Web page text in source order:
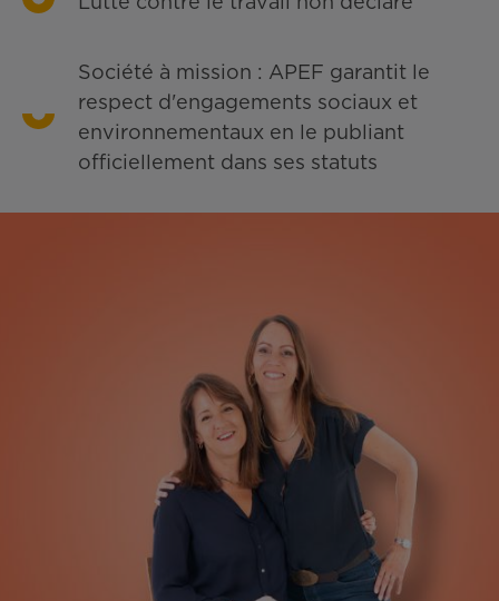
Société à mission : APEF garantit le
respect d'engagements sociaux et
environnementaux en le publiant
officiellement dans ses statuts